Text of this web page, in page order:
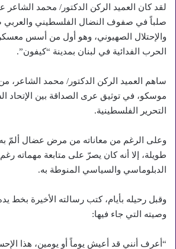
لقد كان العميد الركن الدكتور/ محمد الشاعر
صلباً في صفوف النضال الفلسطيني والعربي
والإحتلال الصهيوني، وهو أول من أسس
الحرب الفدائية في لبنان بمدينة “كيفون”.
ساهم العميد الركن الدكتور/ محمد الشاعر،
موسكو، في توثيق عرى الصداقة بين الإتحاد
التحرير الفلسطينية.
وعلى الرغم من معاناته من مرض عضال ألمّ
طويلة، إلا أنه كان يصرّ على متابعة مهماته
الدبلوماسي والسياسي المنوطة به.
وقبل رحيله بأيام، كتب رسالته الأخيرة بخط
وصيته التي جاء فيها:
“أعرف أنني قد أعيش يوماً أو يومين، هذا